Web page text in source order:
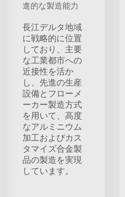
進的な製造能力
長江デルタ地域
に戦略的に位置
しており、主要
な工業都市への
近接性を活か
し、先進の生産
設備とフローメ
ーカー製造方式
を用いて、高度
なアルミニウム
加工およびカス
タマイズ合金製
品の製造を実現
しています。